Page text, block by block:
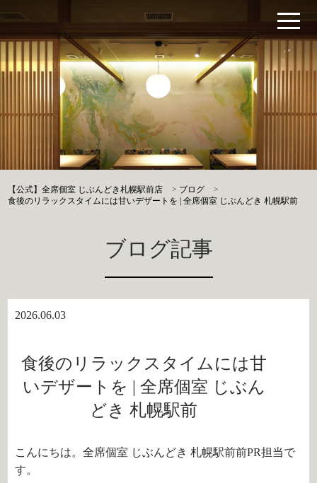
【公式】全席個室 じぶんどき札幌駅前店 > ブログ
>
食後のリラックスタイムには甘いデザートを | 全席個室 じぶんどき 札幌駅前
ブログ記事
2026.06.03
食後のリラックスタイムには甘
いデザートを | 全席個室 じぶん
どき 札幌駅前
こんにちは。全席個室 じぶんどき 札幌駅前前PR担当で
す。